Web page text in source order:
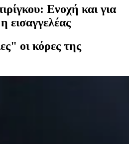
Ενοχή και για
εισαγγελέας
οι κόρες της